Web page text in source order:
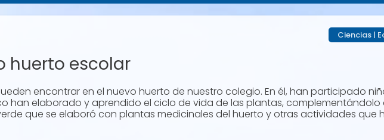
Ciencias |
huerto escolar
encontrar en el nuevo huerto de nuestro colegio. En él, han participado
han elaborado y aprendido el ciclo de vida de las plantas,
que se elaboró con plantas medicinales del huerto y otras actividades que